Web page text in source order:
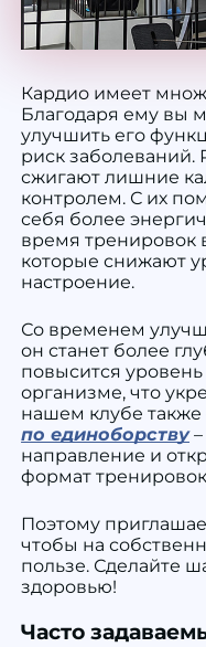
Кардио имеет
Благодаря ему вы
улучшить его
риск заболеваний.
сжигают лишние
контролем. С их
себя более
время тренировок
которые снижают
настроение.
Со временем
он станет более
повысится
организме, что
нашем клубе также
по единоборству–
направление и
формат
Поэтому
чтобы на
пользе. Сделайте
здоровью!
Часто